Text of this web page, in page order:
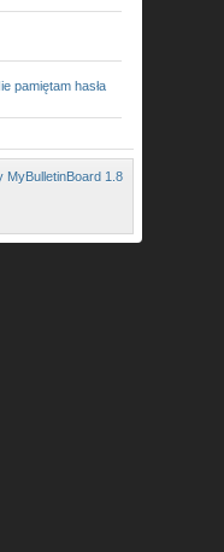
pamiętam hasła
MyBulletinBoard 1.8